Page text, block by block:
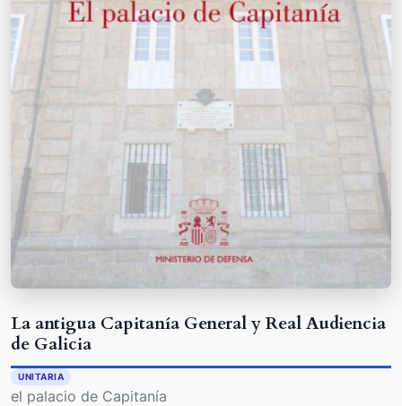
La antigua Capitanía General y Real Audiencia
de Galicia
UNITARIA
el palacio de Capitanía